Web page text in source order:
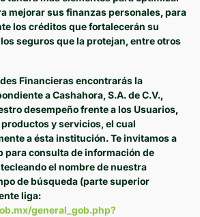
mejorar sus finanzas personales, para
los créditos que fortalecerán su
seguros que la protejan, entre otros
Financieras encontrarás la
a Cashahora, S.A. de C.V.,
desempeño frente a los Usuarios,
y servicios, el cual
a ésta institución. Te invitamos a
para consulta de información de
el nombre de nuestra
de búsqueda (parte superior
liga:
general_gob.php?